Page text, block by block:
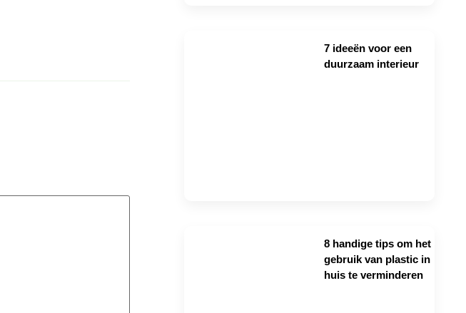
7 ideeën voor een
duurzaam interieur
8 handige tips om het
gebruik van plastic in
huis te verminderen